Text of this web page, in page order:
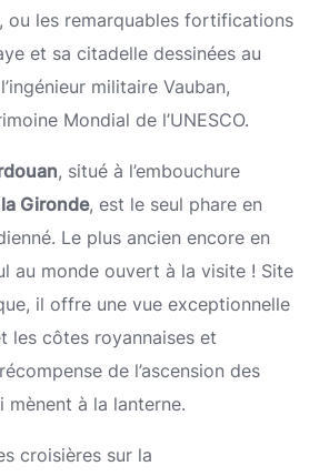
ou les remarquables fortifications
et sa citadelle dessinées au
militaire Vauban,
Mondial de l’UNESCO.
, situé à l’embouchure
Gironde, est le seul phare en
Le plus ancien encore en
au monde ouvert à la visite ! Site
il offre une vue exceptionnelle
les côtes royannaises et
de l’ascension des
mènent à la lanterne.
croisières sur la